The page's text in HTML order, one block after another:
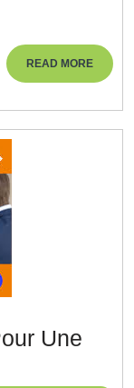
READ MOREREAD
MORE
Une